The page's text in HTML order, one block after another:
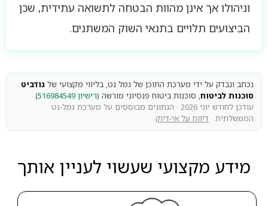
וניהולו אך אינן מהוות הבטחה לתשואה עתידית, שכן
הביצועים תלויים בתנאי השוק המשתנים.
נכתב ונבדק על ידי מערכת התוכן של גמל נט, בליווי מקצועי של גודביט
סוכנות לביטוח, סוכנות ביטוח פנסיוני מורשה (רישיון 516984549
)
עודכן לחודש יוני 2026 · הנתונים מבוססים על מערכת גמל-נט
הממשלתית · דיווח על אי-דיוק
מידע מקצועי שעשוי לעניין אותך